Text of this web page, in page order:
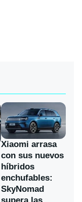
Xiaomi arrasa
con sus nuevos
híbridos
enchufables:
SkyNomad